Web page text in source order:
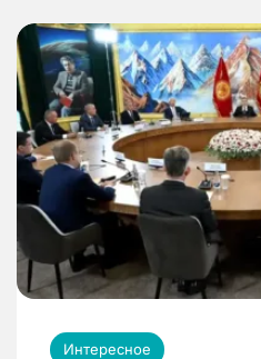
Интересное